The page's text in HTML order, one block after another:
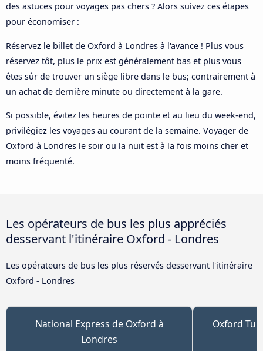
des astuces pour voyages pas chers ? Alors suivez ces étapes
pour économiser :
Réservez le billet de Oxford à Londres à l'avance ! Plus vous
réservez tôt, plus le prix est généralement bas et plus vous
êtes sûr de trouver un siège libre dans le bus; contrairement à
un achat de dernière minute ou directement à la gare.
Si possible, évitez les heures de pointe et au lieu du week-end,
privilégiez les voyages au courant de la semaine. Voyager de
Oxford à Londres le soir ou la nuit est à la fois moins cher et
moins fréquenté.
Les opérateurs de bus les plus appréciés
desservant l'itinéraire Oxford - Londres
Les opérateurs de bus les plus réservés desservant l'itinéraire
Oxford - Londres
National Express de Oxford à
Londres
Oxford